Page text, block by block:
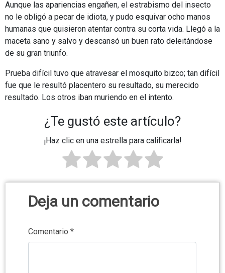
Aunque las apariencias engañen, el estrabismo del insecto
no le obligó a pecar de idiota, y pudo esquivar ocho manos
humanas que quisieron atentar contra su corta vida. Llegó a la
maceta sano y salvo y descansó un buen rato deleitándose
de su gran triunfo.
Prueba difícil tuvo que atravesar el mosquito bizco; tan difícil
fue que le resultó placentero su resultado, su merecido
resultado. Los otros iban muriendo en el intento.
¿Te gustó este artículo?
¡Haz clic en una estrella para calificarla!
Deja un comentario
Comentario *